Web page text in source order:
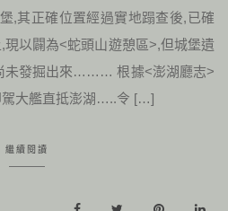
,其正確位置經過實地蹋查後,已確
以闢為<蛇頭山遊憩區>,但城堡遺
未發掘出來……… 根據<澎湖廳志>
駕大艦直抵澎湖…..令 […]
繼續閱讀